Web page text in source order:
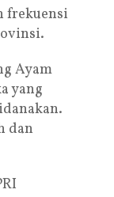
frekuensi
Ayam
yang
dan